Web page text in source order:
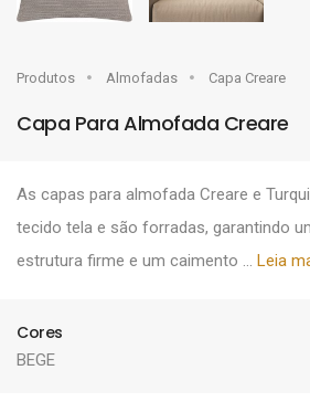
Produtos Almofadas Capa Creare
Capa Para Almofada Creare
As capas para almofada Creare e
tecido tela e são forradas, garantindo
estrutura firme e um caimento ... Leia
Cores
BEGE